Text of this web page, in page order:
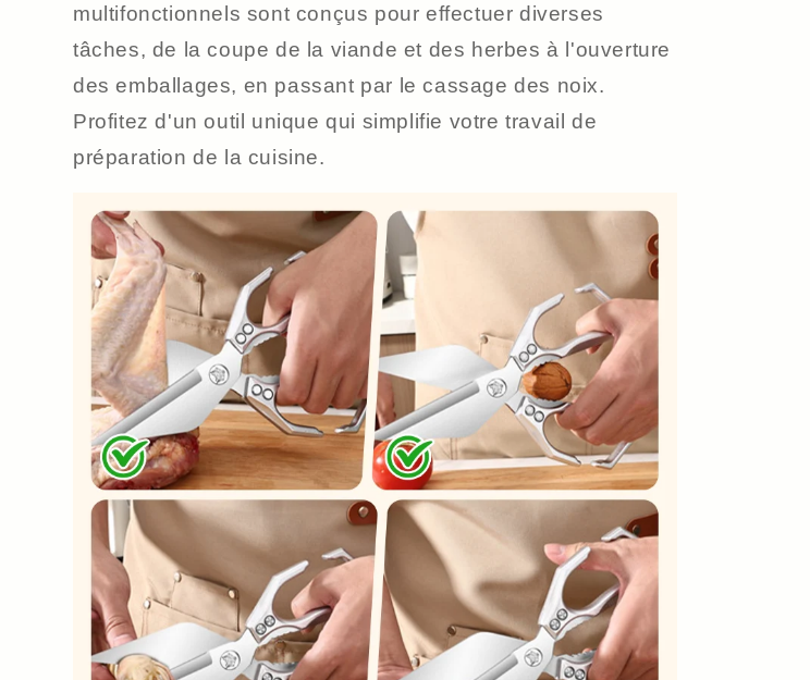
multifonctionnels sont conçus pour effectuer diverses
tâches, de la coupe de la viande et des herbes à l'ouverture
des emballages, en passant par le cassage des noix.
Profitez d'un outil unique qui simplifie votre travail de
préparation de la cuisine.